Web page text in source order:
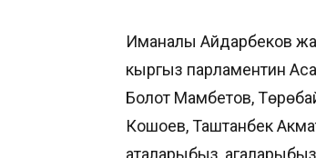
Иманалы Айдарбеков
кыргыз парламентин
Болот Мамбетов,
Кошоев, Таштанбек
аталарыбыз,